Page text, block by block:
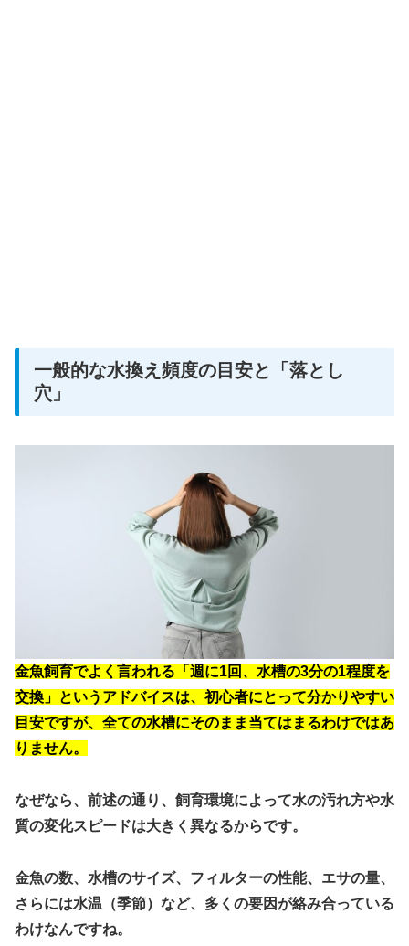
一般的な水換え頻度の目安と「落とし
穴」
金魚飼育でよく言われる「週に1回、水槽の3分の1程度を
交換」というアドバイスは、 初心者にとって分かりやすい
目安ですが、全ての水槽にそのまま当てはまるわけではあ
りません。
なぜなら、前述の通り、 飼育環境によって水の汚れ方や水
質の変化スピードは大きく異なるからです。
金魚の数、水槽のサイズ、フィルターの性能、エサの量、
さらには水温（季節）など、多くの要因が絡み合っている
わけなんですね。